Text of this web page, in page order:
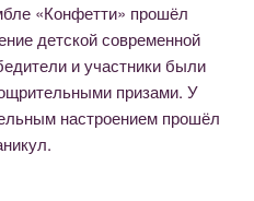
«Конфетти» прошёл
детской современной
и участники были
призами. У
настроением прошёл